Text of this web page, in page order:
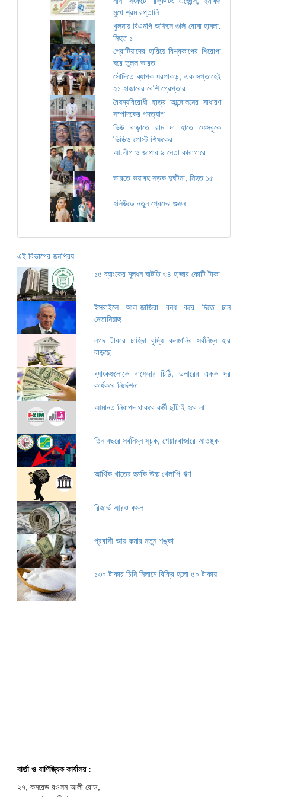
মুখে শ্রম রপ্তানি
খুলনায় বিএনপি অফিসে গুলি-বোমা হামলা,
নিহত ১
প্রোটিয়াদের হারিয়ে বিশ্বকাপের শিরোপা
ঘরে তুলল ভারত
সৌদিতে ব্যাপক ধরপাকড়, এক সপ্তাহেই
২১ হাজারের বেশি গ্রেপ্তার
বৈষম্যবিরোধী ছাত্র আন্দোলনের সাধারণ
সম্পাদকের পদত্যাগ
ভিউ বাড়াতে রাম দা হাতে ফেসবুকে
ভিডিও পোস্ট শিক্ষকের
আ.লীগ ও জাপার ৯ নেতা কারাগারে
ভারতে ভয়াবহ সড়ক দুর্ঘটনা, নিহত ১৫
হলিউডে নতুন প্রেমের গুঞ্জন
এই বিভাগের জনপ্রিয়
১৫ ব্যাংকের মূলধন ঘাটতি ৩৪ হাজার কোটি টাকা
ইসরাইলে আল-জাজিরা বন্ধ করে দিতে চান
নেতানিয়াহু
নগদ টাকার চাহিদা বৃদ্ধি কলমানির সর্বনিম্ন হার
বাড়ছে
ব্যাংকগুলোকে বাফেদার চিঠি, ডলারের একক দর
কার্যকরে নির্দেশনা
আমানত নিরাপদ থাকবে কর্মী ছাঁটাই হবে না
তিন বছরে সর্বনিম্ন সূচক, শেয়ারবাজারে আতঙ্ক
আর্থিক খাতের হুমকি উচ্চ খেলাপি ঋণ
রিজার্ভ আরও কমল
প্রবাসী আয় কমার নতুন শঙ্কা
১৩০ টাকার চিনি নিলামে বিক্রি হলো ৫০ টাকায়
বার্তা ও বাণিজ্যিক কার্যালয় :
২৭, কমরেড রওসন আলী রোড,